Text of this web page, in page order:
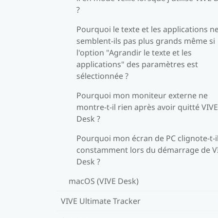
?
Pourquoi le texte et les applications
semblent-ils pas plus grands même si
l'option "Agrandir le texte et les
applications" des paramètres est
sélectionnée ?
Pourquoi mon moniteur externe ne
montre-t-il rien après avoir quitté VIVE
Desk ?
Pourquoi mon écran de PC clignote-t-il
constamment lors du démarrage de
Desk ?
macOS (VIVE Desk)
VIVE Ultimate Tracker